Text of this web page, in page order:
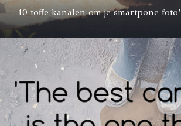
10 toffe kanalen om je smartpone